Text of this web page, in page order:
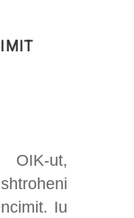
ut,
Iu